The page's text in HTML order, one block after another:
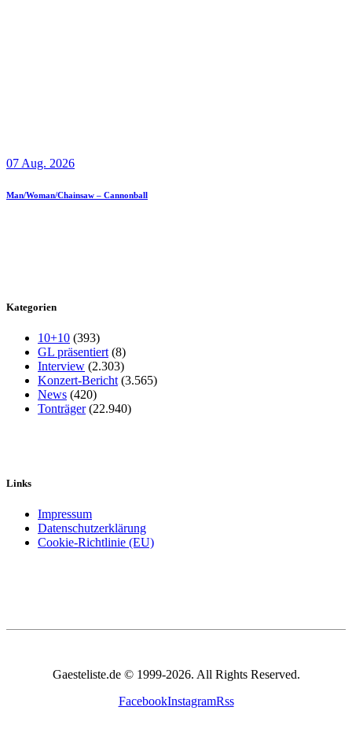
07 Aug. 2026
Man/Woman/Chainsaw – Cannonball
Kategorien
10+10 (393)
GL präsentiert (8)
Interview (2.303)
Konzert-Bericht (3.565)
News (420)
Tonträger(22.940)
Links
Impressum
Datenschutzerklärung
Cookie-Richtlinie (EU)
Gaesteliste.de © 1999-2026. All Rights Reserved.
FacebookInstagramRss